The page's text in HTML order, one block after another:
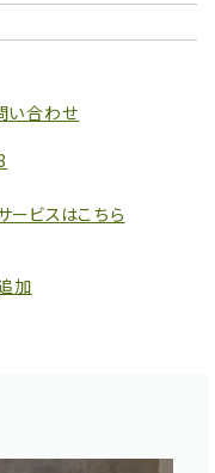
い合わせ
ービスはこちら
加